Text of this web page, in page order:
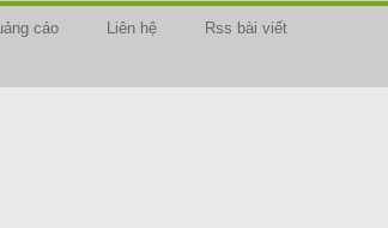
cáo Liên hệ Rss bài viết